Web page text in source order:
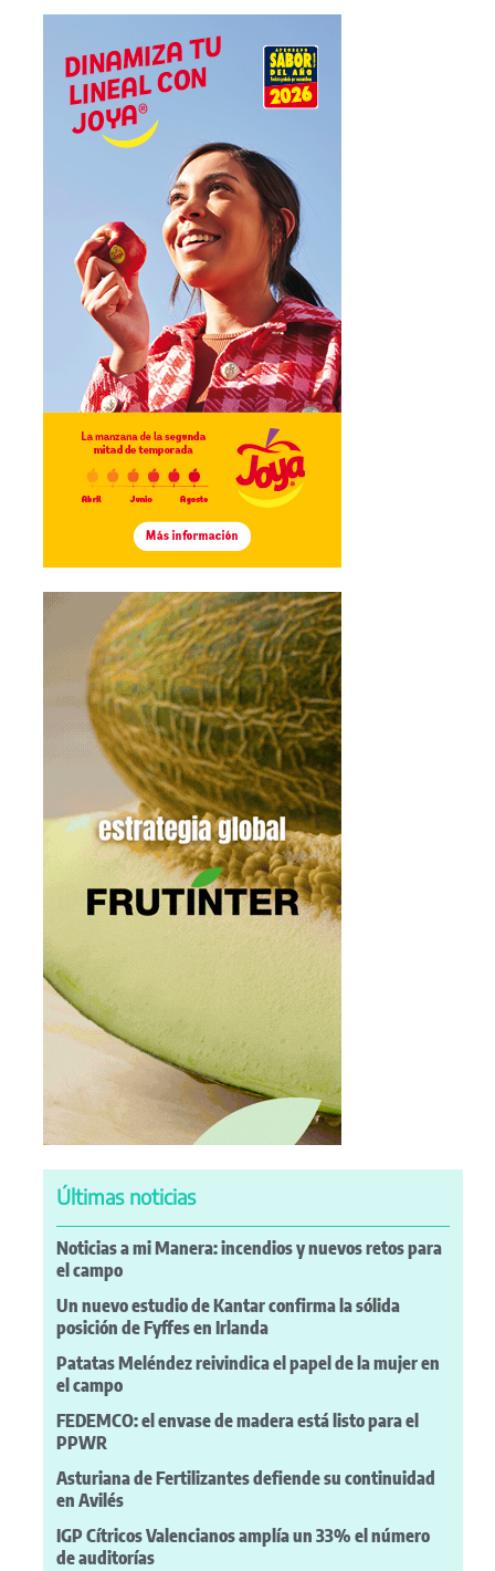
Últimas noticias
Noticias a mi Manera: incendios y nuevos retos para
el campo
Un nuevo estudio de Kantar confirma la sólida
posición de Fyffes en Irlanda
Patatas Meléndez reivindica el papel de la mujer en
el campo
FEDEMCO: el envase de madera está listo para el
PPWR
Asturiana de Fertilizantes defiende su continuidad
en Avilés
IGP Cítricos Valencianos amplía un 33% el número
de auditorías